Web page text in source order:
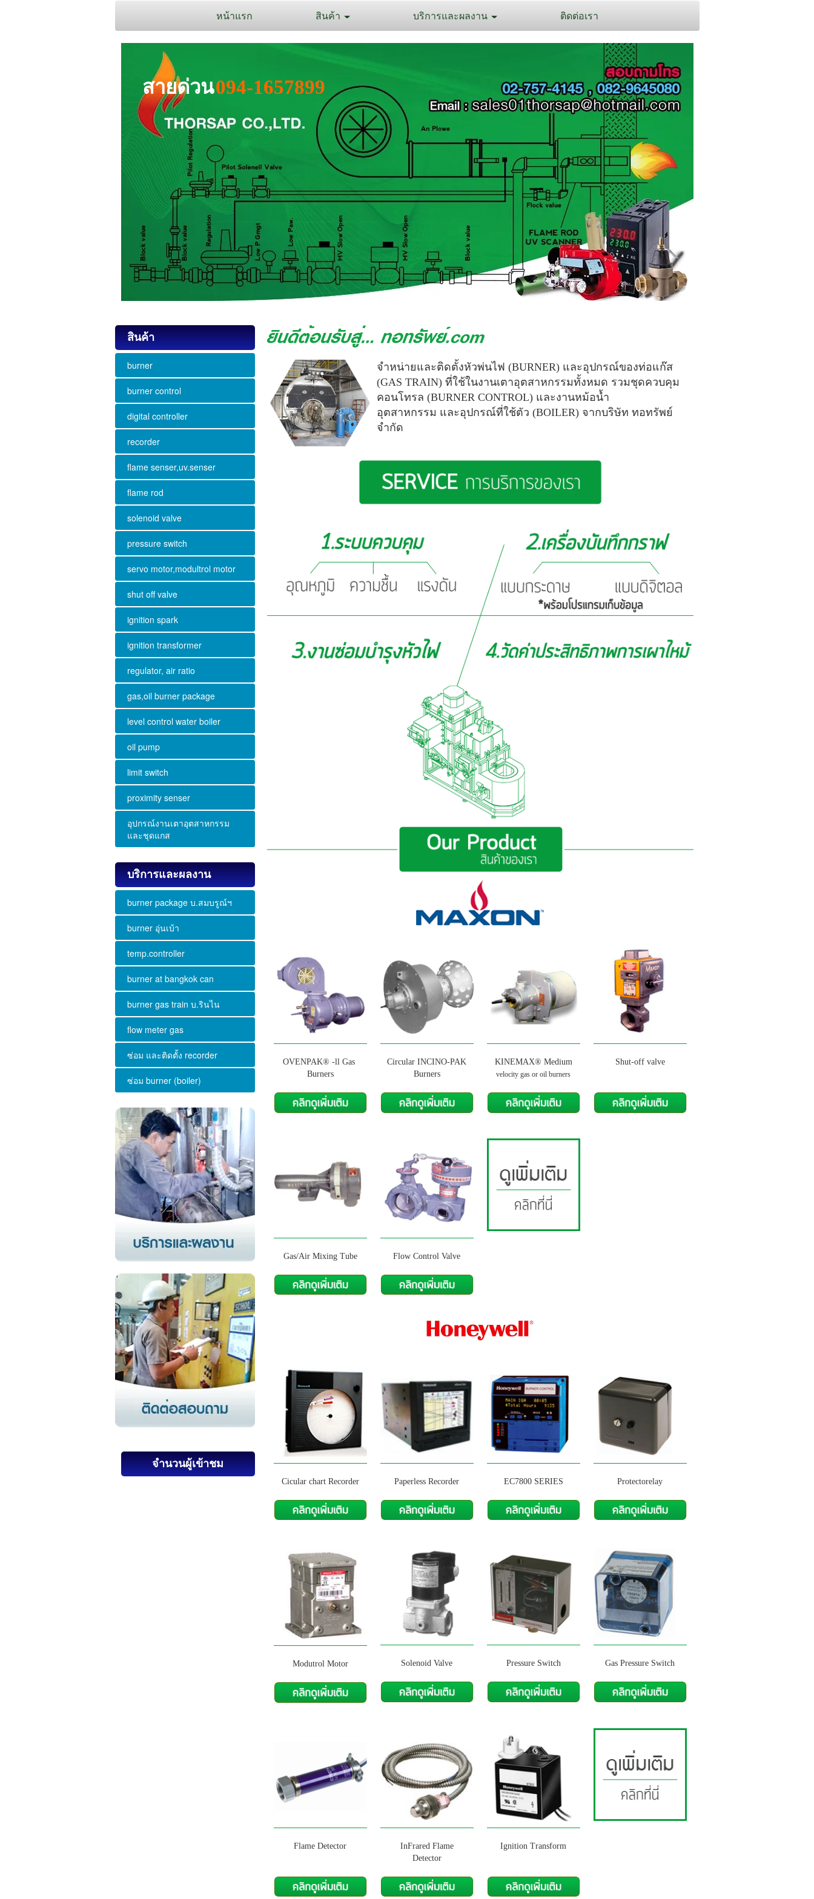
หน้าแรก สินค้า บริการและผลงาน ติดต่อเรา
สายด่วน094-1657899
สินค้า
burner
burner control
digital controller
recorder
flame senser,uv.senser
flame rod
solenoid valve
pressure switch
servo motor,modultrol motor
shut off valve
ignition spark
ignition transformer
regulator, air ratio
gas,oil burner package
level control water boiler
oil pump
limit switch
proximity senser
อุปกรณ์งานเตาอุตสาหกรรม
และชุดแกส
บริการและผลงาน
burner package บ.สมบรูณ์ฯ
burner อุ่นเบ้า
temp.controller
burner at bangkok can
burner gas train บ.รินไน
flow meter gas
ซ่อม และติดตั้ง recorder
ซ่อม burner (boiler)
จำนวนผู้เข้าชม
จำหน่ายและติดตั้งหัวพ่นไฟ (BURNER) และอุปกรณ์ของท่อแก๊ส
(GAS TRAIN) ที่ใช้ในงานเตาอุตสาหกรรมทั้งหมด รวมชุดควบคุม
คอนโทรล (BURNER CONTROL) และงานหม้อน้ำ
อุตสาหกรรม และอุปกรณ์ที่ใช้ตัว (BOILER) จากบริษัท ทอทรัพย์
จำกัด
OVENPAK® -ll Gas
Burners
Circular INCINO-PAK
Burners
KINEMAX® Medium
velocity gas or oil burners
Shut-off valve
Gas/Air Mixing Tube Flow Control Valve
Cicular chart Recorder Paperless Recorder EC7800 SERIES Protectorelay
Modutrol Motor Solenoid Valve Pressure Switch Gas Pressure Switch
Flame Detector
InFrared Flame
Detector
Ignition Transform